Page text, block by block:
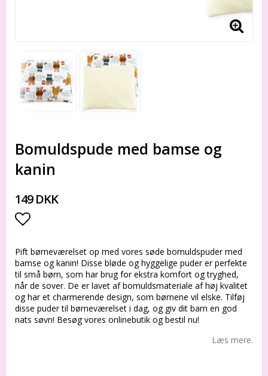
Bomuldspude med bamse og
kanin
149 DKK
Pift børneværelset op med vores søde bomuldspuder med
bamse og kanin! Disse bløde og hyggelige puder er perfekte
til små børn, som har brug for ekstra komfort og tryghed,
når de sover. De er lavet af bomuldsmateriale af høj kvalitet
og har et charmerende design, som børnene vil elske. Tilføj
disse puder til børneværelset i dag, og giv dit barn en god
nats søvn! Besøg vores onlinebutik og bestil nu!
Læs mere.